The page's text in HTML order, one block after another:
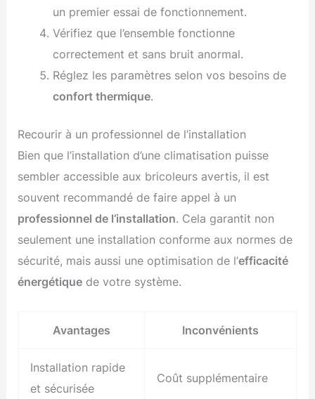
un premier essai de fonctionnement.
Vérifiez que l’ensemble fonctionne
correctement et sans bruit anormal.
Réglez les paramètres selon vos besoins de
confort thermique.
Recourir à un professionnel de l’installation
Bien que l’installation d’une climatisation puisse
sembler accessible aux bricoleurs avertis, il est
souvent recommandé de faire appel à un
professionnel de l’installation. Cela garantit non
seulement une installation conforme aux normes de
sécurité, mais aussi une optimisation de l’efficacité
énergétique de votre système.
Avantages Inconvénients
Installation rapide
et sécurisée
Coût supplémentaire